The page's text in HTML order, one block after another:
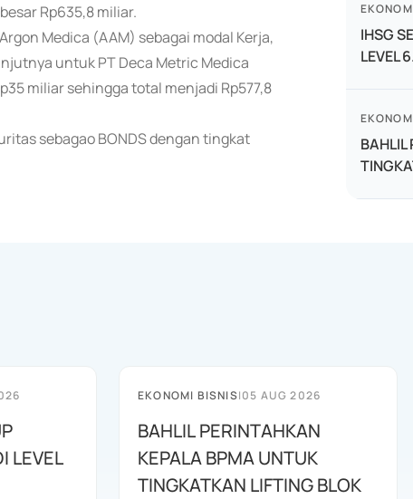
Rp635,8 miliar.
Medica (AAM) sebagai modal Kerja,
untuk PT Deca Metric Medica
miliar sehingga total menjadi Rp577,8
sebagao BONDS dengan tingkat
IHSG
LEVEL
BAHLIL
LEVEL
EKONOMI BISNIS|05 AUG 2026
BAHLIL PERINTAHKAN
KEPALA BPMA UNTUK
TINGKATKAN LIFTING BLOK